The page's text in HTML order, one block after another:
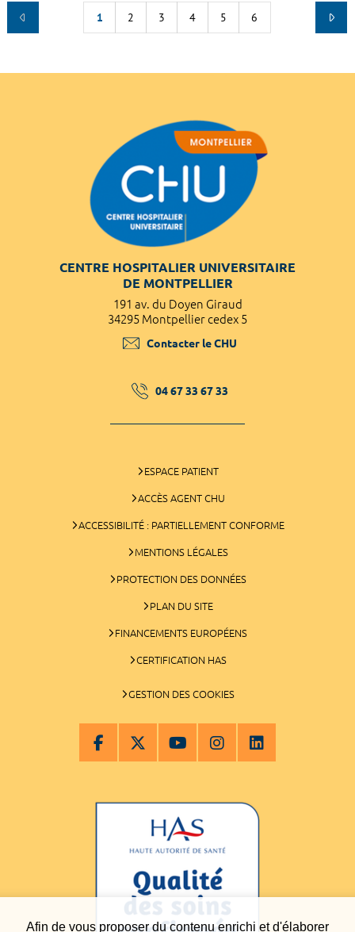
Afin de vous proposer du contenu enrichi et d'élaborer
1 2 3 4 5 6
CENTRE HOSPITALIER UNIVERSITAIRE
DE MONTPELLIER
191 av. du Doyen Giraud
34295 Montpellier cedex 5
Contacter le CHU
04 67 33 67 33
ESPACE PATIENT
ACCÈS AGENT CHU
ACCESSIBILITÉ : PARTIELLEMENT CONFORME
MENTIONS LÉGALES
PROTECTION DES DONNÉES
PLAN DU SITE
FINANCEMENTS EUROPÉENS
CERTIFICATION HAS
GESTION DES COOKIES